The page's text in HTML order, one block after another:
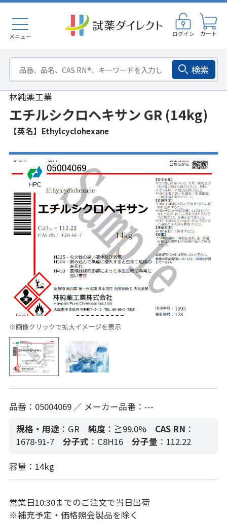
メニュー ログイン カート
検索
林純薬工業
エチルシクロヘキサン GR (14kg)
【英名】Ethylcyclohexane
※画像クリックで拡大イメージを表示
品番：05004069 ／ メーカー品番：---
規格・用途 ：GR 純度：≧99.0% CAS RN ：
1678-91-7
分子式 ：C8H16 分子量 ：112.22
容量：14kg
営業日10:30までのご注文で当日出荷
※補充予定・価格照会製品を除く